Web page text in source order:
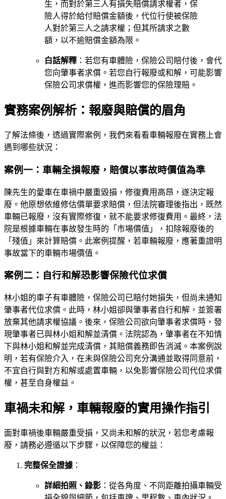
生，而對於第三人有損失賠償請求權者，保
險人得於給付賠償金額後，代位行使被保險
人對於第三人之請求權；但其所請求之數
額，以不逾賠償金額為限。
白話解釋 ：若您有車體險，保險公司賠付後，會代
您向肇事者求償。若您自行報廢或和解，可能影響
保險公司求償權，進而影響您的保險理賠。
實務案例解析：報廢與賠償的眉角
了解法條後，透過實際案例，我們來看看車輛報廢在實務上會
遇到哪些狀況：
案例一：車輛全損報廢，賠償以事故時價值為準
陳先生的愛車在車禍中嚴重毀損，修復費用高昂，遂決定報
廢。他原想依維修估價單要求賠償，但法院審理後指出，既然
車輛已報廢，沒有實際修復，就不能要求修復費用。最終，法
院是根據車輛在事故發生時的「市場價值」，扣除報廢後的
「殘值」來計算賠償。此案例提醒，若車輛報廢，應著重證明
事故當下的車輛市場價值。
案例二：自行和解恐影響保險代位求償
林小姐的車子有車體險，保險公司已賠付她損失，但尚未通知
肇事者代位求償。此時，林小姐卻與肇事者自行和解，並簽署
放棄其他請求權協議。後來，保險公司欲向肇事者求償時，發
現肇事者已與林小姐和解並清償。法院認為，肇事者在不知情
下與林小姐和解並完成清償，其賠償義務即告消滅。本案例說
明，若有保險介入，在未與保險公司充分溝通並取得同意前，
不宜自行與對方和解或處置車輛，以免影響保險公司代位求償
權，甚至自身權益。
車禍未和解，車輛報廢的實用操作指引
面對車禍後車輛嚴重受損，又尚未和解的狀況，若您考慮報
廢，請務必遵循以下步驟，以保障您的權益：
完整保全證據 ：
詳細拍照、錄影 ：從各角度、不同距離拍攝車輛受